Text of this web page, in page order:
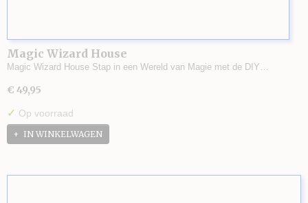
Magic Wizard House
Magic Wizard House Stap in een Wereld van Magie met de DIY…
€ 49,95
✓ Op voorraad
IN WINKELWAGEN